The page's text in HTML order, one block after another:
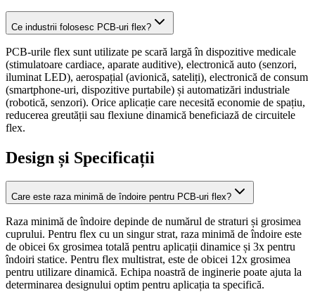
Ce industrii folosesc PCB-uri flex?
PCB-urile flex sunt utilizate pe scară largă în dispozitive medicale
(stimulatoare cardiace, aparate auditive), electronică auto (senzori,
iluminat LED), aerospațial (avionică, sateliți), electronică de consum
(smartphone-uri, dispozitive purtabile) și automatizări industriale
(robotică, senzori). Orice aplicație care necesită economie de spațiu,
reducerea greutății sau flexiune dinamică beneficiază de circuitele
flex.
Design și Specificații
Care este raza minimă de îndoire pentru PCB-uri flex?
Raza minimă de îndoire depinde de numărul de straturi și grosimea
cuprului. Pentru flex cu un singur strat, raza minimă de îndoire este
de obicei 6x grosimea totală pentru aplicații dinamice și 3x pentru
îndoiri statice. Pentru flex multistrat, este de obicei 12x grosimea
pentru utilizare dinamică. Echipa noastră de inginerie poate ajuta la
determinarea designului optim pentru aplicația ta specifică.